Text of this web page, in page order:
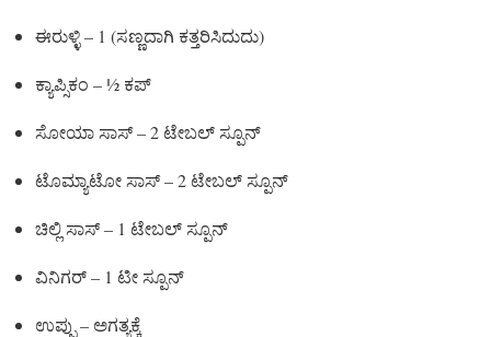
ಈರುಳ್ಳಿ – 1 (ಸಣ್ಣದಾಗಿ ಕತ್ತರಿಸಿದುದು)
ಕ್ಯಾಪ್ಸಿಕಂ – ½ ಕಪ್
ಸೋಯಾ ಸಾಸ್ – 2 ಟೇಬಲ್ ಸ್ಪೂನ್
ಟೊಮ್ಯಾಟೋ ಸಾಸ್ – 2 ಟೇಬಲ್ ಸ್ಪೂನ್
ಚಿಲ್ಲಿ ಸಾಸ್ – 1 ಟೇಬಲ್ ಸ್ಪೂನ್
ವಿನಿಗರ್ – 1 ಟೀ ಸ್ಪೂನ್
ಉಪ್ಪು – ಅಗತ್ಯಕ್ಕೆ